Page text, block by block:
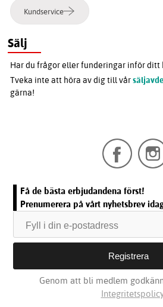
Kundservice
Sälj
Har du frågor eller funderingar inför ditt
Tveka inte att höra av dig till vår
gärna!
Få de bästa erbjudandena först!
Prenumerera på vårt nyhetsbrev
Genom att bli medlem